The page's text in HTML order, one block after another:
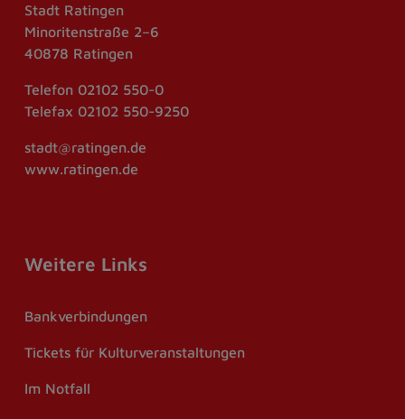
Stadt Ratingen
Minoritenstraße 2–6
40878 Ratingen
Telefon 02102 550-0
Telefax 02102 550-9250
stadt@ratingen.de
www.ratingen.de
Weitere Links
Bankverbindungen
Tickets für Kulturveranstaltungen
Im Notfall